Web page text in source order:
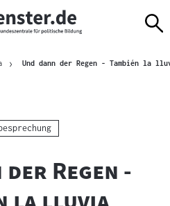
Und dann der Regen - También la
Regen -